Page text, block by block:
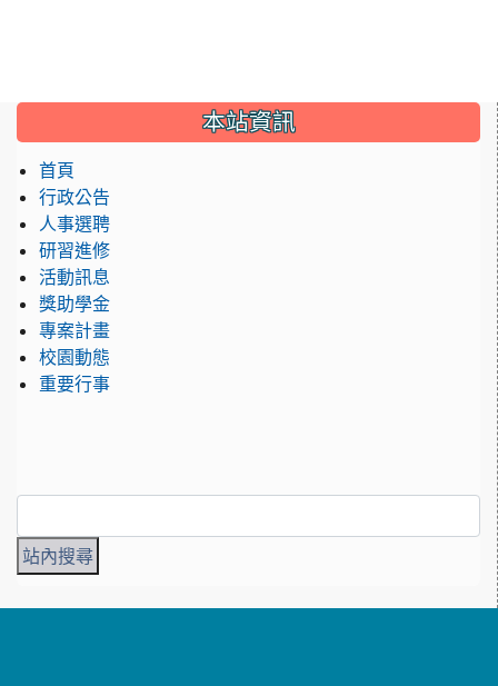
::: 本站資訊
首頁
行政公告
人事選聘
研習進修
活動訊息
獎助學金
專案計畫
校園動態
重要行事